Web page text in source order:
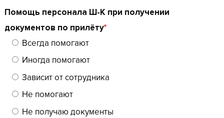
Помощь персонала Ш-К при получении
документов по прилёту*
Всегда помогают
Иногда помогают
Зависит от сотрудника
Не помогают
Не получаю документы